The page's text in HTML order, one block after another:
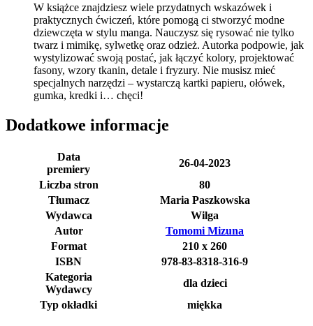
W książce znajdziesz wiele przydatnych wskazówek i
praktycznych ćwiczeń, które pomogą ci stworzyć modne
dziewczęta w stylu manga. Nauczysz się rysować nie tylko
twarz i mimikę, sylwetkę oraz odzież. Autorka podpowie, jak
wystylizować swoją postać, jak łączyć kolory, projektować
fasony, wzory tkanin, detale i fryzury. Nie musisz mieć
specjalnych narzędzi – wystarczą kartki papieru, ołówek,
gumka, kredki i… chęci!
Dodatkowe informacje
Data
premiery
26-04-2023
Liczba stron
80
Tłumacz
Maria Paszkowska
Wydawca
Wilga
Autor
Tomomi Mizuna
Format
210 x 260
ISBN
978-83-8318-316-9
Kategoria
Wydawcy
dla dzieci
Typ okładki
miękka